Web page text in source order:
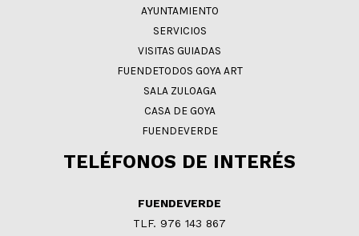
AYUNTAMIENTO
SERVICIOS
VISITAS GUIADAS
FUENDETODOS GOYA ART
SALA ZULOAGA
CASA DE GOYA
FUENDEVERDE
TELÉFONOS DE INTERÉS
FUENDEVERDE
TLF. 976 143 867